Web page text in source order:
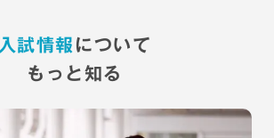
入試情報 について
もっと知る